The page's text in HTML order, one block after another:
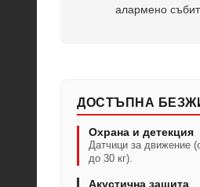
алармено
ДОСТЪПНА
Охрана и детекция
Датчици за движение
до 30 кг).
Акустична защита